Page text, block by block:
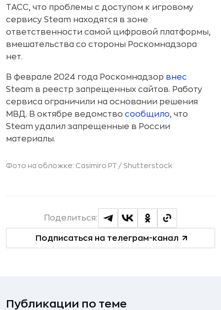
ТАСС, что проблемы с доступом к игровому
сервису Steam находятся в зоне
ответственности самой цифровой платформы,
вмешательства со стороны Роскомнадзора
нет.
В феврале 2024 года Роскомнадзор внес
Steam в реестр запрещенных сайтов. Работу
сервиса ограничили на основании решения
МВД. В октябре ведомство сообщило, что
Steam удалил запрещенные в России
материалы.
Фото на обложке: Casimiro PT / Shutterstock
Подписаться на телеграм-канал
Поделиться:
Публикации по теме